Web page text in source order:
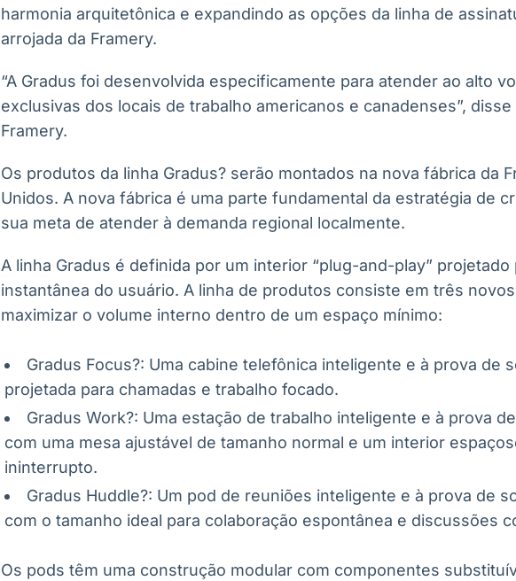
harmonia arquitetônica e expandindo as opções da linha de
arrojada da Framery.
“A Gradus foi desenvolvida especificamente para atender ao alto
exclusivas dos locais de trabalho americanos e canadenses”, disse
Framery.
Os produtos da linha Gradus? serão montados na nova fábrica da
Unidos. A nova fábrica é uma parte fundamental da estratégia de
sua meta de atender à demanda regional localmente.
A linha Gradus é definida por um interior “plug-and-play” projetado
instantânea do usuário. A linha de produtos consiste em três
maximizar o volume interno dentro de um espaço mínimo:
Gradus Focus?: Uma cabine telefônica inteligente e à prova de
projetada para chamadas e trabalho focado.
Gradus Work?: Uma estação de trabalho inteligente e à prova
com uma mesa ajustável de tamanho normal e um interior
ininterrupto.
Gradus Huddle?: Um pod de reuniões inteligente e à prova de
com o tamanho ideal para colaboração espontânea e discussões
Os pods têm uma construção modular com componentes